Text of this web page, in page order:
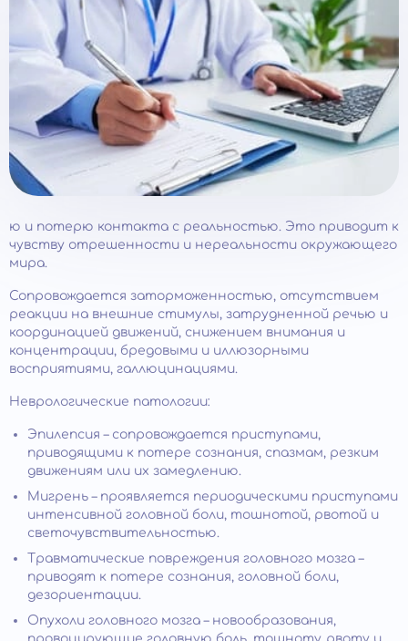
ю и потерю контакта с реальностью. Это приводит к
чувству отрешенности и нереальности окружающего
мира.
Сопровождается заторможенностью, отсутствием
реакции на внешние стимулы, затрудненной речью и
координацией движений, снижением внимания и
концентрации, бредовыми и иллюзорными
восприятиями, галлюцинациями.
Неврологические патологии:
Эпилепсия – сопровождается приступами,
приводящими к потере сознания, спазмам, резким
движениям или их замедлению.
Мигрень – проявляется периодическими приступами
интенсивной головной боли, тошнотой, рвотой и
светочувствительностью.
Травматические повреждения головного мозга –
приводят к потере сознания, головной боли,
дезориентации.
Опухоли головного мозга – новообразования,